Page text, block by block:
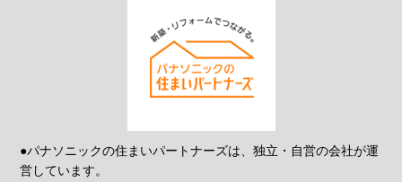
●パナソニックの住まいパートナーズは、独立・自営の会社が運
営しています。